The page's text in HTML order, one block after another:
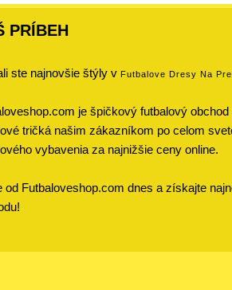
PRÍBEH
ste najnovšie štýly v Futbalove Dresy Na
je špičkový futbalový
tričká našim zákazníkom po celom
vybavenia za najnižšie ceny online.
od Futbaloveshop.com dnes a získajte